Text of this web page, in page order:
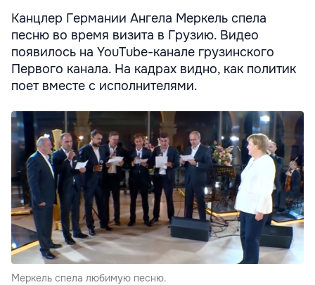
Канцлер Германии Ангела Меркель спела
песню во время визита в Грузию. Видео
появилось на YouTube-канале грузинского
Первого канала. На кадрах видно, как политик
поет вместе с исполнителями.
Меркель спела любимую песню.